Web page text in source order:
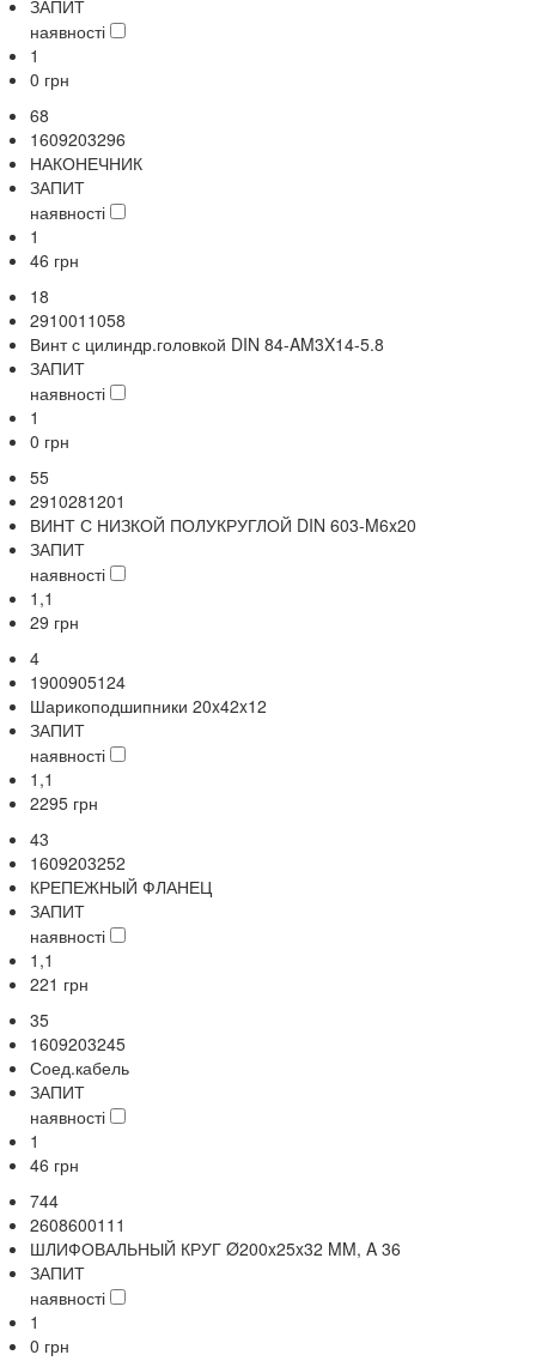
ЗАПИТ
наявності
1
0 грн
68
1609203296
НАКОНЕЧНИК
ЗАПИТ
наявності
1
46 грн
18
2910011058
Винт с цилиндр.головкой DIN 84-AM3X14-5.8
ЗАПИТ
наявності
1
0 грн
55
2910281201
ВИНТ С НИЗКОЙ ПОЛУКРУГЛОЙ DIN 603-M6x20
ЗАПИТ
наявності
1,1
29 грн
4
1900905124
Шарикоподшипники 20x42x12
ЗАПИТ
наявності
1,1
2295 грн
43
1609203252
КРЕПЕЖНЫЙ ФЛАНЕЦ
ЗАПИТ
наявності
1,1
221 грн
35
1609203245
Соед.кабель
ЗАПИТ
наявності
1
46 грн
744
2608600111
ШЛИФОВАЛЬНЫЙ КРУГ Ø200x25x32 MM, A 36
ЗАПИТ
наявності
1
0 грн